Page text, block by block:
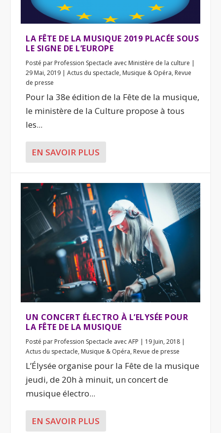
LA FÊTE DE LA MUSIQUE 2019 PLACÉE SOUS
LE SIGNE DE L’EUROPE
Posté par Profession Spectacle avec Ministère de la culture |
29 Mai, 2019 |Actus du spectacle, Musique & Opéra, Revue
de presse
Pour la 38e édition de la Fête de la musique,
le ministère de la Culture propose à tous
les...
EN SAVOIR PLUS
UN CONCERT ÉLECTRO À L’ELYSÉE POUR
LA FÊTE DE LA MUSIQUE
Posté par Profession Spectacle avec AFP | 19 Juin, 2018 |
Actus du spectacle, Musique & Opéra, Revue de presse
L’Élysée organise pour la Fête de la musique
jeudi, de 20h à minuit, un concert de
musique électro...
EN SAVOIR PLUS